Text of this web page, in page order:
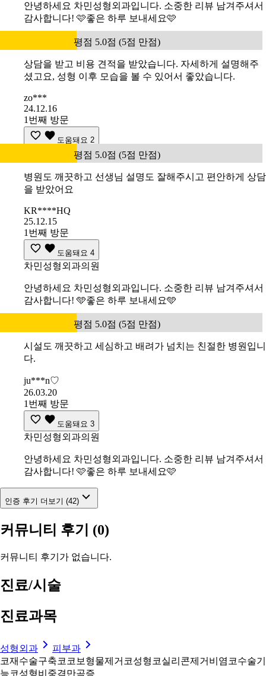
안녕하세요 차민성형외과입니다. 소중한 리뷰 남겨주셔서
감사합니다! 🩷좋은 하루 보내세요🩷
평점 5.0점 (5점 만점)
상담을 받고 비용 견적을 받았습니다. 자세하게 설명해주
셨고요, 성형 이후 모습을 볼 수 있어서 좋았습니다.
zo***
24.12.16
1번째 방문
도움돼요 2
평점 5.0점 (5점 만점)
병원도 깨끗하고 선생님 설명도 잘해주시고 편안하게 상담
을 받았어요
KR****HQ
25.12.15
1번째 방문
도움돼요 4
차민성형외과의원
안녕하세요 차민성형외과입니다. 소중한 리뷰 남겨주셔서
감사합니다! 🩵좋은 하루 보내세요🩵
평점 5.0점 (5점 만점)
시설도 깨끗하고 세심하고 배려가 넘치는 친절한 병원입니
다.
ju***n♡
26.03.20
1번째 방문
도움돼요 3
차민성형외과의원
안녕하세요 차민성형외과입니다. 소중한 리뷰 남겨주셔서
감사합니다! 🩷좋은 하루 보내세요🩷
인증 후기 더보기 (42)
커뮤니티 후기 (0)
커뮤니티 후기가 없습니다.
진료/시술
진료과목
성형외과
피부과
코재수술구축코 코보형물제거 코성형 코실리콘제거 비염코수술기
능코성형비중격만곡증